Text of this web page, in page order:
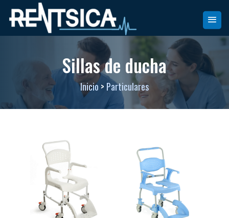
Sillas de ducha
Inicio > Particulares